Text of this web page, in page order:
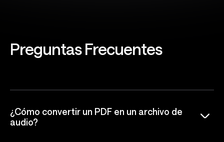
PreguntasFrecuentes
¿Cómo convertir un PDF en un archivo de
audio?